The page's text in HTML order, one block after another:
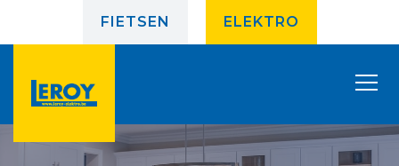
FIETSEN ELEKTRO